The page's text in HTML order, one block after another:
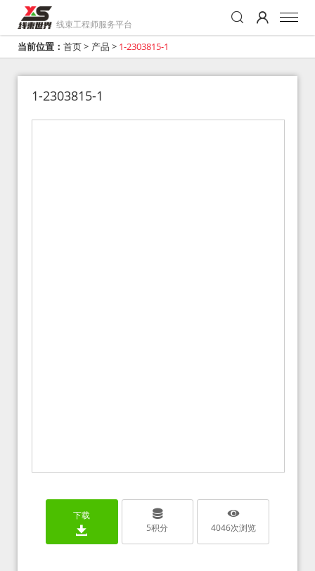
线束工程师服务平台
当前位置： 首页> 产品 > 1-2303815-1
1-2303815-1
下载
5积分 4046次浏览